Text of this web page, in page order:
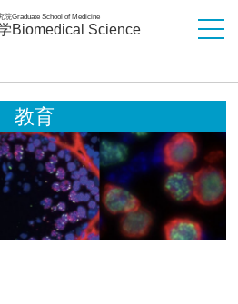
院Graduate School of Medicine
Biomedical Science
教育